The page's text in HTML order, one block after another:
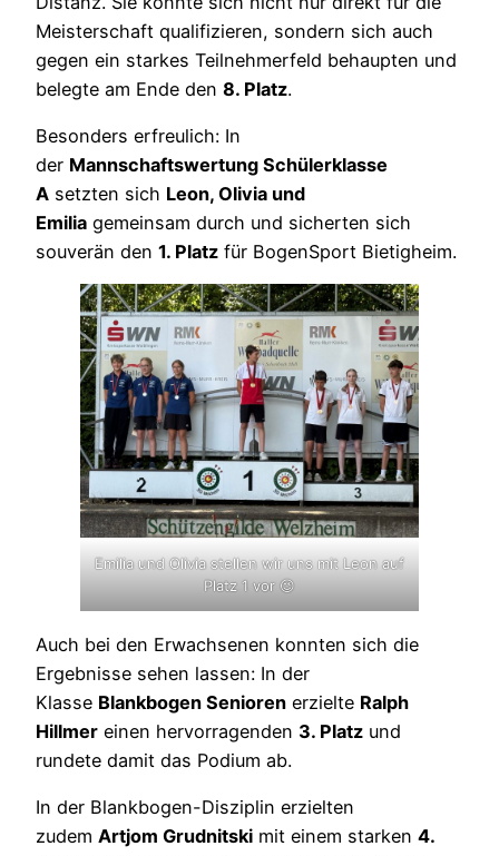
Meisterschaft qualifizieren, sondern sich auch
gegen ein starkes Teilnehmerfeld behaupten und
belegte am Ende den 8. Platz.
Besonders erfreulich: In
der Mannschaftswertung Schülerklasse
A setzten sich Leon, Olivia und
Emilia gemeinsam durch und sicherten sich
souverän den 1. Platz für BogenSport Bietigheim.
Emilia und Olivia stellen wir uns mit Leon auf
Platz 1 vor 😉
Auch bei den Erwachsenen konnten sich die
Ergebnisse sehen lassen: In der
Klasse Blankbogen Senioren erzielte Ralph
Hillmer einen hervorragenden 3. Platz und
rundete damit das Podium ab.
In der Blankbogen-Disziplin erzielten
zudem Artjom Grudnitski mit einem starken 4.